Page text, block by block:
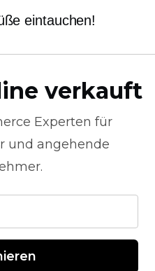
eintauchen!
verkauft
Experten für
und angehende